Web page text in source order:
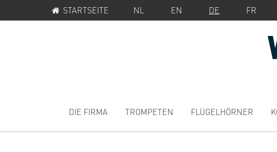
Hauptnavigation
Inhalt
MENÜ
STARTSEITE NL EN DE FR
NAVIGATION
DIE FIRMA TROMPETEN FLÜGELHÖRNER